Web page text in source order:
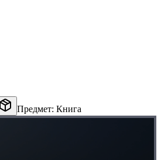
Предмет: Книга